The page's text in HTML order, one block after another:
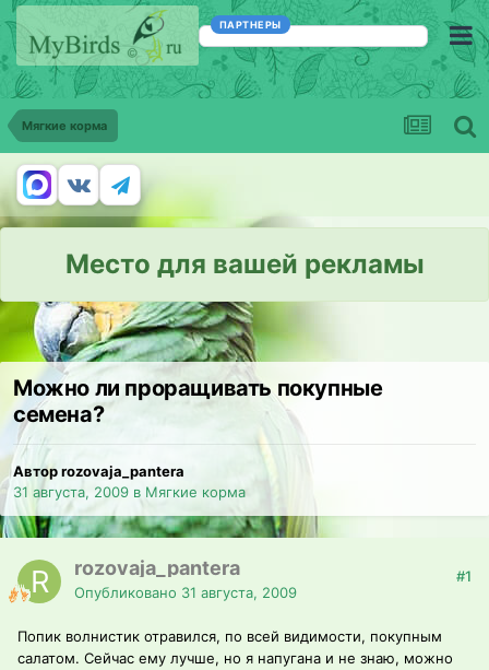
ПАРТНЕРЫ
Мягкие корма
Место для вашей рекламы
Можно ли проращивать покупные
семена?
Автор rozovaja_pantera
31 августа, 2009 в Мягкие корма
rozovaja_pantera
Опубликовано 31 августа, 2009
#1
Попик волнистик отравился, по всей видимости, покупным
салатом. Сейчас ему лучше, но я напугана и не знаю, можно